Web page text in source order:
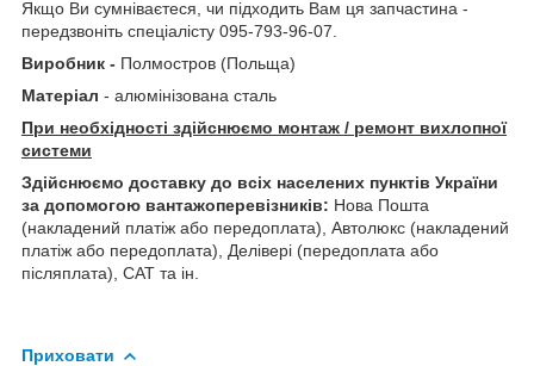
Якщо Ви сумніваєтеся, чи підходить Вам ця запчастина -
передзвоніть спеціалісту 095-793-96-07.
Виробник - Полмостров (Польща)
Матеріал - алюмінізована сталь
При необхідності здійснюємо монтаж / ремонт вихлопної
системи
Здійснюємо доставку до всіх населених пунктів України
за допомогою вантажоперевізників: Нова Пошта
(накладений платіж або передоплата), Автолюкс (накладений
платіж або передоплата), Делівері (передоплата або
післяплата), САТ та ін.
Приховати